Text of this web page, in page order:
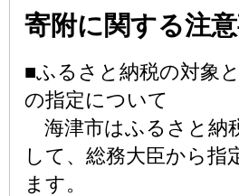
寄附に関する注
■ふるさと納税の対象
の指定について
海津市はふるさと納
して、総務大臣から指
ます。